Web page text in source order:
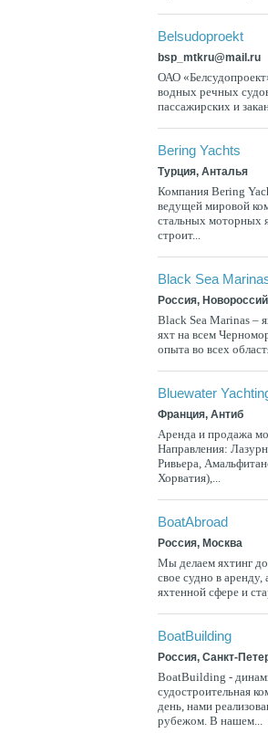
Belsudoproekt
bsp_mtkru@mail.ru
ОАО
водных речных
пассажирских и
Bering Yachts
Турция, Анталья
Компания Bering
ведущей мировой
стальных моторных
строит...
Black Sea
Россия,
Black Sea Marinas –
яхт на всем
опыта во всех
Bluewater
Франция, Антиб
Аренда и продажа
Направления:
Ривьера,
Хорватия),...
BoatAbroad
Россия, Москва
Мы делаем яхтинг
свое судно в
яхтенной сфере и
BoatBuilding
Россия, Санкт-
BoatBuilding -
судостроительная
день, нами
рубежом. В нашем...